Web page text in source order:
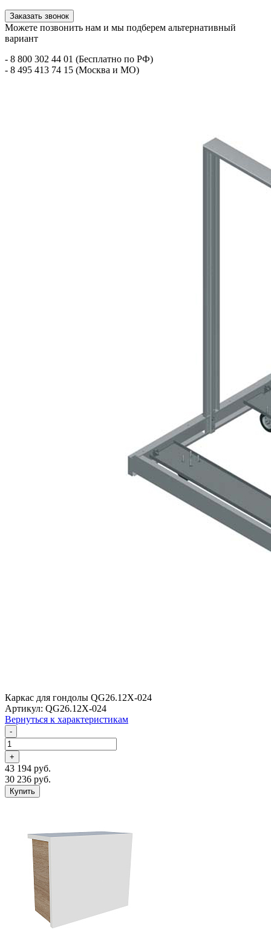
Заказать звонок
Можете позвонить нам и мы подберем альтернативный
вариант
- 8 800 302 44 01 (Бесплатно по РФ)
- 8 495 413 74 15 (Москва и МО)
Каркас для гондолы QG26.12X-024
Артикул: QG26.12X-024
Вернуться к характеристикам
-
+
43 194 руб.
30 236 руб.
Купить